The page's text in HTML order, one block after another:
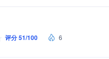
评分 51/100 6